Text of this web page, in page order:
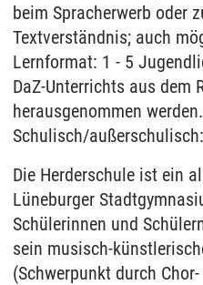
beim Spracherwerb oder
Textverständnis; auch
Lernformat: 1 - 5
DaZ-Unterrichts aus dem
herausgenommen werden.
Schulisch/
Die Herderschule ist ein
Lüneburger
Schülerinnen und
sein musisch-
(Schwerpunkt durch